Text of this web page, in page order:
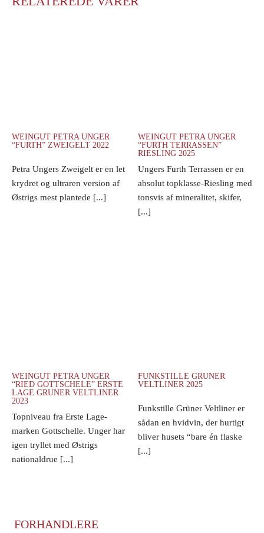
WEINGUT PETRA UNGER
“FURTH” ZWEIGELT 2022
Petra Ungers Zweigelt er en let
krydret og ultraren version af
Østrigs mest plantede [...]
WEINGUT PETRA UNGER
“FURTH TERRASSEN”
RIESLING 2025
Ungers Furth Terrassen er en
absolut topklasse-Riesling med
tonsvis af mineralitet, skifer,
[...]
WEINGUT PETRA UNGER
“RIED GOTTSCHELE” ERSTE
LAGE GRUNER VELTLINER
2023
Topniveau fra Erste Lage-
marken Gottschelle. Unger har
igen tryllet med Østrigs
nationaldrue [...]
FUNKSTILLE GRUNER
VELTLINER 2025
Funkstille Grüner Veltliner er
sådan en hvidvin, der hurtigt
bliver husets “bare én flaske
[...]
FORHANDLERE